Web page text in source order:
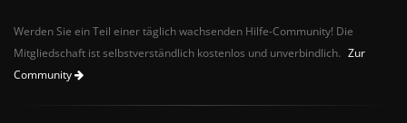
Werden Sie ein Teil einer täglich wachsenden Hilfe-Community! Die
Mitgliedschaft ist selbstverständlich kostenlos und unverbindlich. Zur
Community